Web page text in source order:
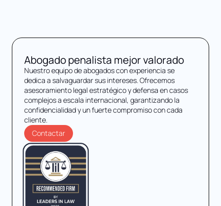
Abogado penalista mejor valorado
Nuestro equipo de abogados con experiencia se
dedica a salvaguardar sus intereses. Ofrecemos
asesoramiento legal estratégico y defensa en casos
complejos a escala internacional, garantizando la
confidencialidad y un fuerte compromiso con cada
cliente.
Contactar